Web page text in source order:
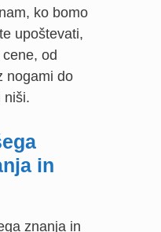
ko bomo
upoštevati,
od
nogami do
niši.
in
znanja in